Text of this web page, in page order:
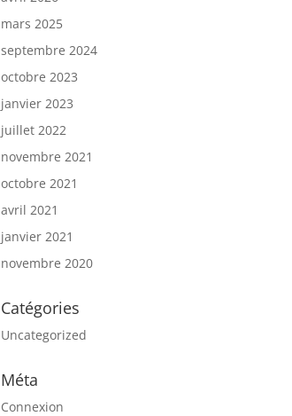
mars 2025
septembre 2024
octobre 2023
janvier 2023
juillet 2022
novembre 2021
octobre 2021
avril 2021
janvier 2021
novembre 2020
Catégories
Uncategorized
Méta
Connexion